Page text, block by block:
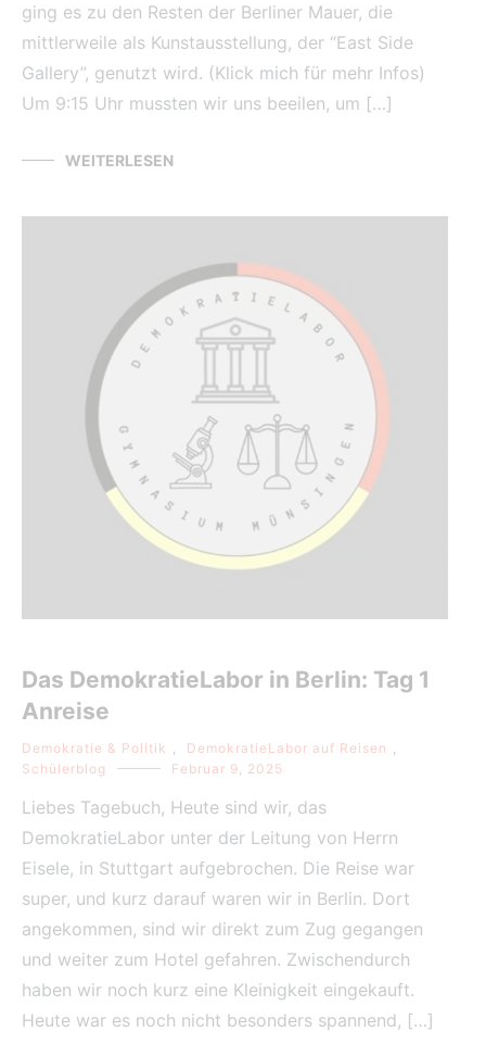
ging es zu den Resten der Berliner Mauer, die
mittlerweile als Kunstausstellung, der “East Side
Gallery”, genutzt wird. (Klick mich für mehr Infos)
Um 9:15 Uhr mussten wir uns beeilen, um […]
WEITERLESEN
Das DemokratieLabor in Berlin: Tag 1
Anreise
Demokratie & Politik , DemokratieLabor auf Reisen ,
Schülerblog
Februar 9, 2025
Liebes Tagebuch, Heute sind wir, das
DemokratieLabor unter der Leitung von Herrn
Eisele, in Stuttgart aufgebrochen. Die Reise war
super, und kurz darauf waren wir in Berlin. Dort
angekommen, sind wir direkt zum Zug gegangen
und weiter zum Hotel gefahren. Zwischendurch
haben wir noch kurz eine Kleinigkeit eingekauft.
Heute war es noch nicht besonders spannend, […]